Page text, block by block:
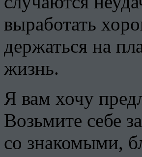
выработать
держаться на
жизнь.
Я вам хочу
Возьмите себе
со знакомыми,